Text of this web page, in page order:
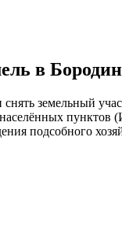
в
земельный
подсобного